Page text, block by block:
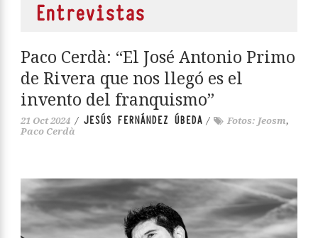
Entrevistas
Paco Cerdà: “El José Antonio Primo
de Rivera que nos llegó es el
invento del franquismo”
21 Oct 2024 / JESÚS FERNÁNDEZ ÚBEDA / Fotos: Jeosm,
Paco Cerdà